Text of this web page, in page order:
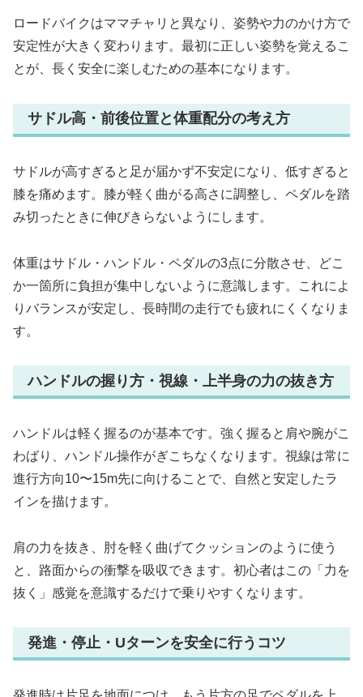
ロードバイクはママチャリと異なり、姿勢や力のかけ方で
安定性が大きく変わります。最初に正しい姿勢を覚えるこ
とが、長く安全に楽しむための基本になります。
サドル高・前後位置と体重配分の考え方
サドルが高すぎると足が届かず不安定になり、低すぎると
膝を痛めます。膝が軽く曲がる高さに調整し、ペダルを踏
み切ったときに伸びきらないようにします。
体重はサドル・ハンドル・ペダルの3点に分散させ、どこ
か一箇所に負担が集中しないように意識します。これによ
りバランスが安定し、長時間の走行でも疲れにくくなりま
す。
ハンドルの握り方・視線・上半身の力の抜き方
ハンドルは軽く握るのが基本です。強く握ると肩や腕がこ
わばり、ハンドル操作がぎこちなくなります。視線は常に
進行方向10〜15m先に向けることで、自然と安定したラ
インを描けます。
肩の力を抜き、肘を軽く曲げてクッションのように使う
と、路面からの衝撃を吸収できます。初心者はこの「力を
抜く」感覚を意識するだけで乗りやすくなります。
発進・停止・Uターンを安全に行うコツ